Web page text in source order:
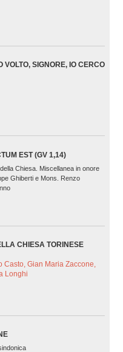
VOLTO, SIGNORE, IO CERCO
EST (GV 1,14)
Chiesa. Miscellanea in onore
Ghiberti e Mons. Renzo
CHIESA TORINESE
Casto, Gian Maria Zaccone,
Longhi